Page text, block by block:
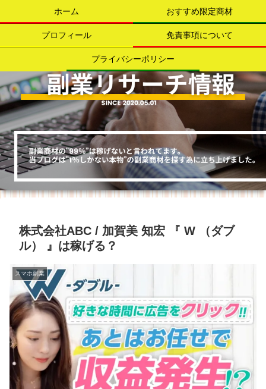
ホーム おすすめ限定商材
プロフィール 免責事項について
プライバシーポリシー
株式会社ABC / 加賀美 知宏 『 W （ダブ
ル） 』は稼げる？
スマホ副業